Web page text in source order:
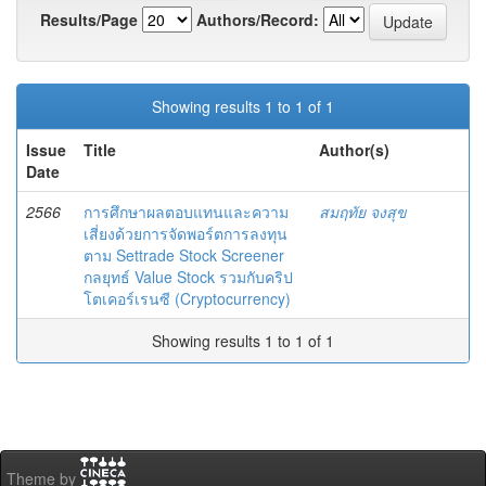
Results/Page
Authors/Record:
Showing results 1 to 1 of 1
Issue
Date
Title Author(s)
2566
การศึกษาผลตอบแทนและความ
เสี่ยงด้วยการจัดพอร์ตการลงทุน
ตาม Settrade Stock Screener
กลยุทธ์ Value Stock รวมกับคริป
โตเคอร์เรนซี (Cryptocurrency)
สมฤทัย จงสุข
Showing results 1 to 1 of 1
Theme by